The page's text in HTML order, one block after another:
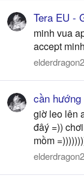
Tera EU -
minh vua
accept
cần
giờ leo lên
đâý =))
mồm